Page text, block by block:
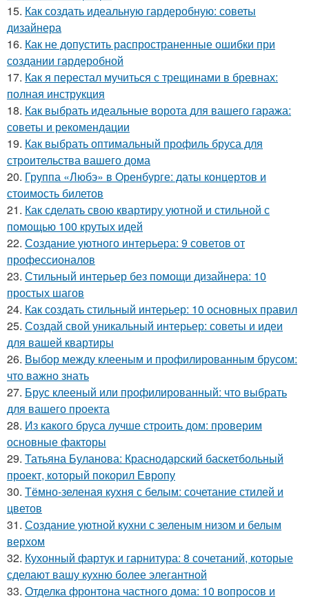
15. Как создать идеальную гардеробную: советы
дизайнера
16. Как не допустить распространенные ошибки при
создании гардеробной
17. Как я перестал мучиться с трещинами в бревнах:
полная инструкция
18. Как выбрать идеальные ворота для вашего гаража:
советы и рекомендации
19. Как выбрать оптимальный профиль бруса для
строительства вашего дома
20. Группа «Любэ» в Оренбурге: даты концертов и
стоимость билетов
21. Как сделать свою квартиру уютной и стильной с
помощью 100 крутых идей
22. Создание уютного интерьера: 9 советов от
профессионалов
23. Стильный интерьер без помощи дизайнера: 10
простых шагов
24. Как создать стильный интерьер: 10 основных правил
25. Создай свой уникальный интерьер: советы и идеи
для вашей квартиры
26. Выбор между клееным и профилированным брусом:
что важно знать
27. Брус клееный или профилированный: что выбрать
для вашего проекта
28. Из какого бруса лучше строить дом: проверим
основные факторы
29. Татьяна Буланова: Краснодарский баскетбольный
проект, который покорил Европу
30. Тёмно-зеленая кухня с белым: сочетание стилей и
цветов
31. Создание уютной кухни с зеленым низом и белым
верхом
32. Кухонный фартук и гарнитура: 8 сочетаний, которые
сделают вашу кухню более элегантной
33. Отделка фронтона частного дома: 10 вопросов и